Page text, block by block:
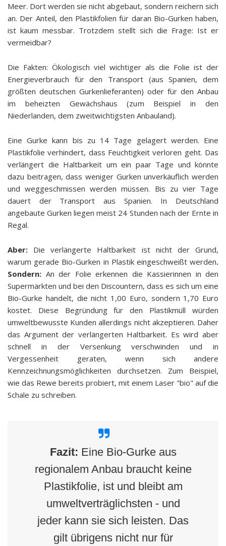
Meer. Dort werden sie nicht abgebaut, sondern reichern sich
an. Der Anteil, den Plastikfolien für daran Bio-Gurken haben,
ist kaum messbar. Trotzdem stellt sich die Frage: Ist er
vermeidbar?
Die Fakten: Ökologisch viel wichtiger als die Folie ist der
Energieverbrauch für den Transport (aus Spanien, dem
größten deutschen Gurkenlieferanten) oder für den Anbau
im beheizten Gewächshaus (zum Beispiel in den
Niederlanden, dem zweitwichtigsten Anbauland).
Eine Gurke kann bis zu 14 Tage gelagert werden. Eine
Plastikfolie verhindert, dass Feuchtigkeit verloren geht. Das
verlängert die Haltbarkeit um ein paar Tage und könnte
dazu beitragen, dass weniger Gurken unverkäuflich werden
und weggeschmissen werden müssen. Bis zu vier Tage
dauert der Transport aus Spanien. In Deutschland
angebaute Gurken liegen meist 24 Stunden nach der Ernte in
Regal.
Aber: Die verlängerte Haltbarkeit ist nicht der Grund,
warum gerade Bio-Gurken in Plastik eingeschweißt werden.
Sondern: An der Folie erkennen die Kassierinnen in den
Supermärkten und bei den Discountern, dass es sich um eine
Bio-Gurke handelt, die nicht 1,00 Euro, sondern 1,70 Euro
kostet. Diese Begründung für den Plastikmüll würden
umweltbewusste Kunden allerdings nicht akzeptieren. Daher
das Argument der verlängerten Haltbarkeit. Es wird aber
schnell in der Versenkung verschwinden und in
Vergessenheit geraten, wenn sich andere
Kennzeichnungsmöglichkeiten durchsetzen. Zum Beispiel,
wie das Rewe bereits probiert, mit einem Laser "bio" auf die
Schale zu schreiben.
Fazit: Eine Bio-Gurke aus
regionalem Anbau braucht keine
Plastikfolie, ist und bleibt am
umweltverträglichsten - und
jeder kann sie sich leisten. Das
gilt übrigens nicht nur für